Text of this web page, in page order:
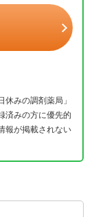
休みの調剤薬局」
済みの方に優先的
報が掲載されない